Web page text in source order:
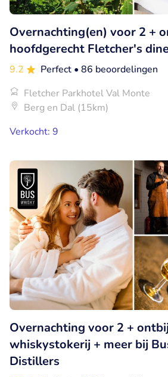
Overnachting(en) voor 2 +
hoofdgerecht Fletcher's
9.2 Perfect • 86 beoordelingen
Fletcher Parkhotel Val Monte
Berg en Dal (15km)
Verkocht: 9
Overnachting voor 2 +
whiskystokerij + meer bij
Distillers